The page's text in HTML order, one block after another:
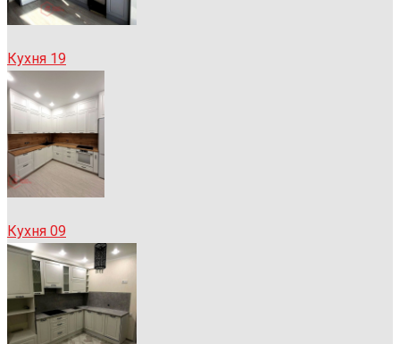
Кухня 19
Кухня 09